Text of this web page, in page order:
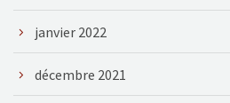
janvier 2022
décembre 2021